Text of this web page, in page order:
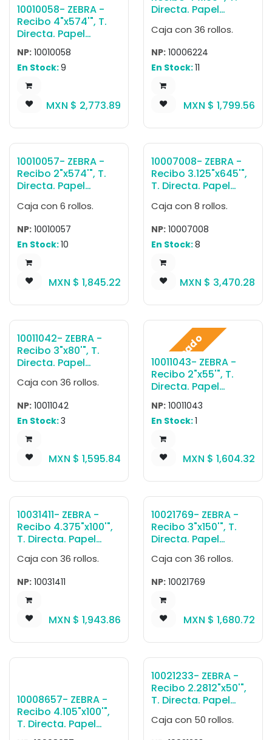
10010058- ZEBRA -
Recibo 4"x574'", T.
Directa. Papel
Blanco, Z-Perform
1000D 2.4 mil
Receipt, para
Impresora de
574'/Rollo-, 0,
5". 6 Rollos/caja.
Peso por caja 9.07
kg.
NP: 10010058
En Stock:9
MXN $ 2,773.89
Directa. Papel
1000D 2.4 mil Receipt
(Almacenable 10
años), para
Impresora Móvil,
100'/Rollo-, 0, Núcleo
2.25". 36 Rollos/caja.
Caja con 36 rollos.
NP: 10006224
En Stock:11
MXN $ 1,799.56
10010057- ZEBRA -
Recibo 2"x574'", T.
Directa. Papel
1000D 2.4 mil
Receipt, para
Impresora de
Escritorio,
574'/Rollo-, 0,
5". 6 Rollos/caja.
kg.
Caja con 6 rollos.
NP: 10010057
En Stock:10
MXN $ 1,845.22
10007008- ZEBRA -
Recibo 3.125"x645'",
T. Directa. Papel
1000D 3.5 mil
Receipt, para
Impresora Kiosco,
645'/Rollo-, 0,
Núcleo 1". Diámetro
Peso por caja 10.43
Caja con 8 rollos.
NP: 10007008
En Stock:8
MXN $ 3,470.28
10011042- ZEBRA -
Recibo 3"x80'", T.
Directa. Papel
1000D 2.4 mil Receipt
(Almacenable 10
años), para
Impresora Móvil,
80'/Rollo-, 0, Núcleo
36 Rollos/caja. Peso
Caja con 36 rollos.
NP: 10011042
En Stock:3
MXN $ 1,595.84
Destacado
10011043- ZEBRA -
Recibo 2"x55'", T.
Directa. Papel
Blanco, Z-Select
4000D 3.2 mil
Receipt
(Almacenable 25
Impresora Móvil,
0.5". Diámetro 1.8".
36 Rollos/caja. Peso
por caja 4.08 kg.
NP: 10011043
En Stock:1
MXN $ 1,604.32
10031411- ZEBRA -
Recibo 4.375"x100'",
T. Directa. Papel
1000D 2.4 mil Receipt
(Almacenable 10
años), para
Impresora Móvil,
100'/Rollo-, 0, Núcleo
0.75". Diámetro
Caja con 36 rollos.
NP: 10031411
MXN $ 1,943.86
10021769- ZEBRA -
Recibo 3"x150'", T.
Directa. Papel
1000D 2.4 mil Receipt
(Almacenable 10
años), para
Impresora Móvil,
150'/Rollo-, 0, Núcleo
0.75". Diámetro 2.6".
Caja con 36 rollos.
NP: 10021769
MXN $ 1,680.72
10008657- ZEBRA -
Recibo 4.105"x100'",
T. Directa. Papel
Blanco, Z-Perform
10021233- ZEBRA -
Recibo 2.2812"x50'",
T. Directa. Papel
1000D 2.4 mil Receipt
(Almacenable 10
Caja con 50 rollos.